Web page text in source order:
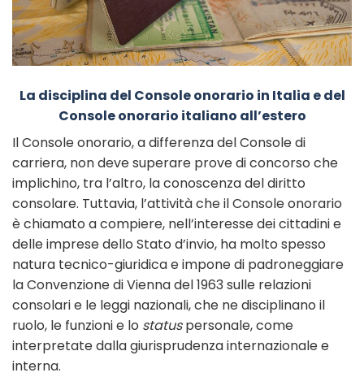
La disciplina del Console onorario in Italia e del
Console onorario italiano all’estero
Il Console onorario, a differenza del Console di
carriera, non deve superare prove di concorso che
implichino, tra l’altro, la conoscenza del diritto
consolare. Tuttavia, l’attività che il Console onorario
è chiamato a compiere, nell’interesse dei cittadini e
delle imprese dello Stato d’invio, ha molto spesso
natura tecnico-giuridica e impone di padroneggiare
la Convenzione di Vienna del 1963 sulle relazioni
consolari e le leggi nazionali, che ne disciplinano il
ruolo, le funzioni e lo statuspersonale, come
interpretate dalla giurisprudenza internazionale e
interna.